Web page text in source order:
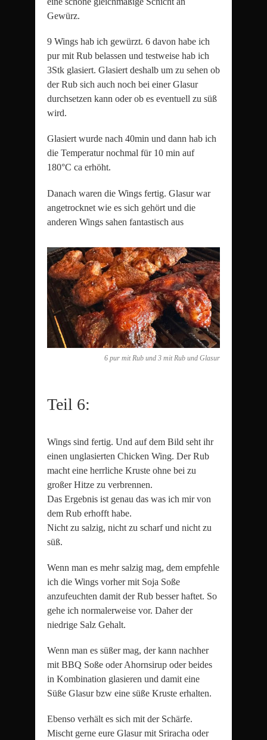
Gewürz.
9 Wings hab ich gewürzt. 6 davon habe ich
pur mit Rub belassen und testweise hab ich
3Stk glasiert. Glasiert deshalb um zu sehen ob
der Rub sich auch noch bei einer Glasur
durchsetzen kann oder ob es eventuell zu süß
wird.
Glasiert wurde nach 40min und dann hab ich
die Temperatur nochmal für 10 min auf
180°C ca erhöht.
Danach waren die Wings fertig. Glasur war
angetrocknet wie es sich gehört und die
anderen Wings sahen fantastisch aus
6 pur mit Rub und 3 mit Rub und Glasur
Teil 6:
Wings sind fertig. Und auf dem Bild seht ihr
einen unglasierten Chicken Wing. Der Rub
macht eine herrliche Kruste ohne bei zu
großer Hitze zu verbrennen.
Das Ergebnis ist genau das was ich mir von
dem Rub erhofft habe.
Nicht zu salzig, nicht zu scharf und nicht zu
süß.
Wenn man es mehr salzig mag, dem empfehle
ich die Wings vorher mit Soja Soße
anzufeuchten damit der Rub besser haftet. So
gehe ich normalerweise vor. Daher der
niedrige Salz Gehalt.
Wenn man es süßer mag, der kann nachher
mit BBQ Soße oder Ahornsirup oder beides
in Kombination glasieren und damit eine
Süße Glasur bzw eine süße Kruste erhalten.
Ebenso verhält es sich mit der Schärfe.
Mischt gerne eure Glasur mit Sriracha oder